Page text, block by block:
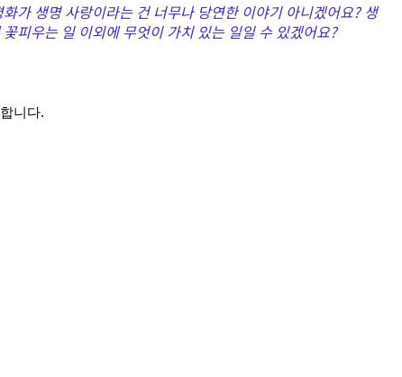
가 생명 사랑이라는 건 너무나 당연한 이야기 아니겠어요? 생
피우는 일 이외에 무엇이 가치 있는 일일 수 있겠어요?
니다.